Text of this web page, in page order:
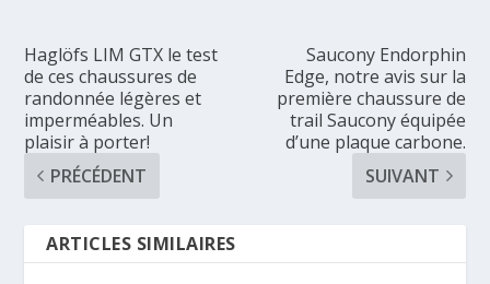
Haglöfs LIM GTX le test
de ces chaussures de
randonnée légères et
imperméables. Un
plaisir à porter!
PRÉCÉDENT
Saucony Endorphin
Edge, notre avis sur la
première chaussure de
trail Saucony équipée
d’une plaque carbone.
SUIVANT
ARTICLES SIMILAIRES